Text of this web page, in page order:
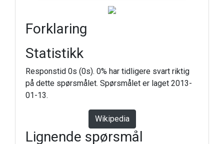
Forklaring
Statistikk
Responstid 0s (0s). 0% har tidligere svart riktig
på dette spørsmålet. Spørsmålet er laget 2013-
01-13.
Wikipedia
Lignende spørsmål